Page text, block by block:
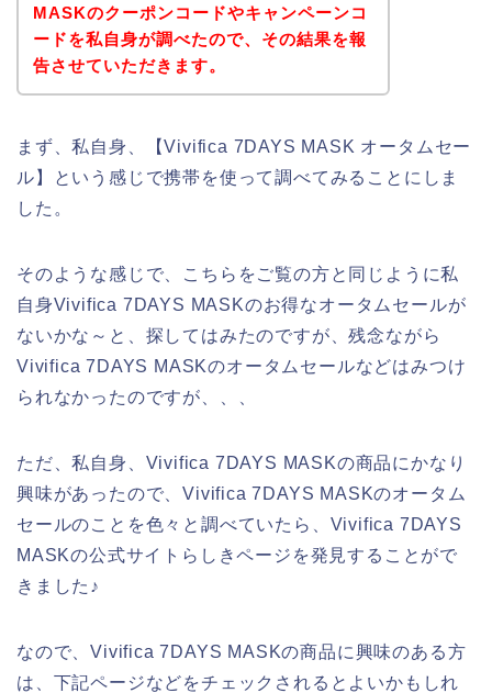
MASKのクーポンコードやキャンペーンコ
ードを私自身が調べたので、その結果を報
告させていただきます。
まず、私自身、【Vivifica 7DAYS MASK オータムセー
ル】という感じで携帯を使って調べてみることにしま
した。
そのような感じで、こちらをご覧の方と同じように私
自身Vivifica 7DAYS MASKのお得なオータムセールが
ないかな～と、探してはみたのですが、残念ながら
Vivifica 7DAYS MASKのオータムセールなどはみつけ
られなかったのですが、、、
ただ、私自身、Vivifica 7DAYS MASKの商品にかなり
興味があったので、Vivifica 7DAYS MASKのオータム
セールのことを色々と調べていたら、Vivifica 7DAYS
MASKの公式サイトらしきページを発見することがで
きました♪
なので、Vivifica 7DAYS MASKの商品に興味のある方
は、下記ページなどをチェックされるとよいかもしれ